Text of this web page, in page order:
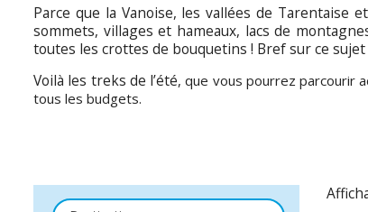
Parce que la Vanoise, les vallées de
sommets, villages et hameaux, lacs de
toutes les crottes de bouquetins ! Bref sur ce
Voilà les treks de l’été, que vous pourrez parcourir
tous les budgets.